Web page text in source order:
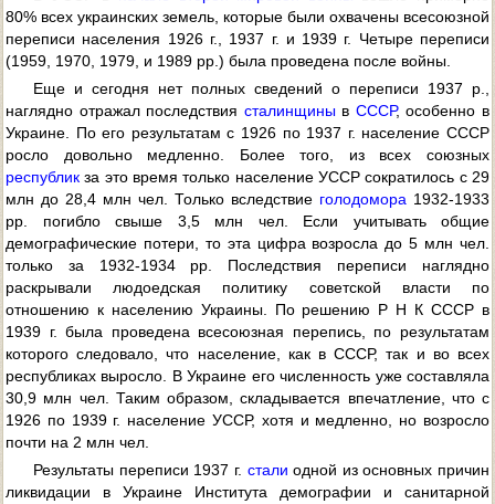
80% всех украинских земель, которые были охвачены всесоюзной
переписи населения 1926 г., 1937 г. и 1939 г. Четыре переписи
(1959, 1970, 1979, и 1989 pp.) была проведена после войны.
Еще и сегодня нет полных сведений о переписи 1937 p.,
наглядно отражал последствия сталинщиныв СССР, особенно в
Украине. По его результатам с 1926 по 1937 г. население СССР
росло довольно медленно. Более того, из всех союзных
республик за это время только население УССР сократилось с 29
млн до 28,4 млн чел. Только вследствие голодомора 1932-1933
pp. погибло свыше 3,5 млн чел. Если учитывать общие
демографические потери, то эта цифра возросла до 5 млн чел.
только за 1932-1934 pp. Последствия переписи наглядно
раскрывали людоедская политику советской власти по
отношению к населению Украины. По решению Р Н К СССР в
1939 г. была проведена всесоюзная перепись, по результатам
которого следовало, что население, как в СССР, так и во всех
республиках выросло. В Украине его численность уже составляла
30,9 млн чел. Таким образом, складывается впечатление, что с
1926 по 1939 г. население УССР, хотя и медленно, но возросло
почти на 2 млн чел.
Результаты переписи 1937 г. стали одной из основных причин
ликвидации в Украине Института демографии и санитарной